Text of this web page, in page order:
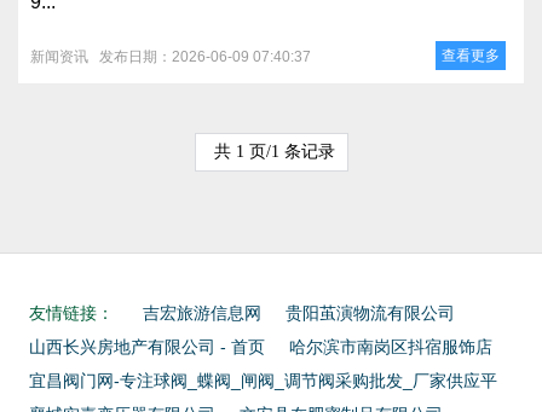
新闻资讯 发布日期：2026-06-09 07:40:37 查看更多
共 1 页/1 条记录
友情链接： 吉宏旅游信息网
贵阳茧演物流有限公司
山西长兴房地产有限公司 - 首页
哈尔滨市南岗区抖宿服饰店
宜昌阀门网-专注球阀_蝶阀_闸阀_调节阀采购批发_厂家供应平